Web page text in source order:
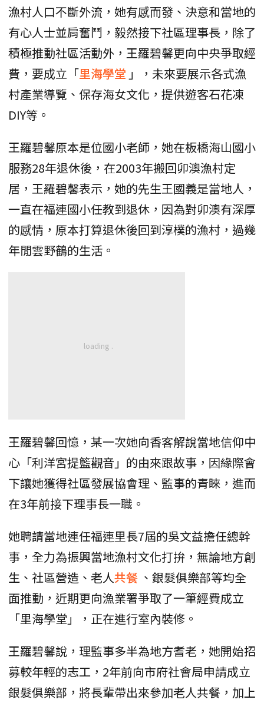
漁村人口不斷外流，她有感而發、決意和當地的
有心人士並肩奮鬥，毅然接下社區理事長，除了
積極推動社區活動外，王羅碧馨更向中央爭取經
費，要成立「里海學堂 」，未來要展示各式漁
村產業導覽、保存海女文化，提供遊客石花凍
DIY等。
王羅碧馨原本是位國小老師，她在板橋海山國小
服務28年退休後，在2003年搬回卯澳漁村定
居，王羅碧馨表示，她的先生王國義是當地人，
一直在福連國小任教到退休，因為對卯澳有深厚
的感情，原本打算退休後回到淳樸的漁村，過幾
年閒雲野鶴的生活。
王羅碧馨回憶，某一次她向香客解說當地信仰中
心「利洋宮提籃觀音」的由來跟故事，因緣際會
下讓她獲得社區發展協會理、監事的青睞，進而
在3年前接下理事長一職。
她聘請當地連任福連里長7屆的吳文益擔任總幹
事，全力為振興當地漁村文化打拚，無論地方創
生、社區營造、老人共餐 、銀髮俱樂部等均全
面推動，近期更向漁業署爭取了一筆經費成立
「里海學堂」，正在進行室內裝修。
王羅碧馨說，理監事多半為地方耆老，她開始招
募較年輕的志工，2年前向市府社會局申請成立
銀髮俱樂部，將長輩帶出來參加老人共餐，加上